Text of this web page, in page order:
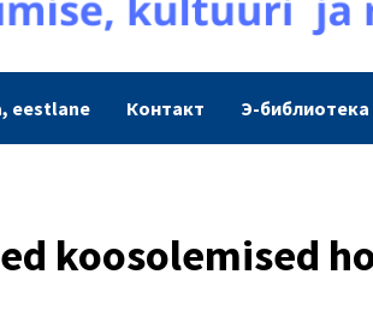
eestlane Контакт Э-библиотека
koosolemised